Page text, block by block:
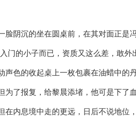
脸阴沉的坐在圆桌前，在其对面正是
门的小子而已，资质又这么差，敢
色的收起桌上一枚包裹在油蜡中的丹
为了报复，给黎晨添堵，他可是下了
在内息境中走的更远，日后不说地位